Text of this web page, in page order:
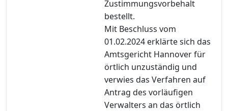
Zustimmungsvorbehalt
bestellt.
Mit Beschluss vom
01.02.2024 erklärte sich das
Amtsgericht Hannover für
örtlich unzuständig und
verwies das Verfahren auf
Antrag des vorläufigen
Verwalters an das örtlich